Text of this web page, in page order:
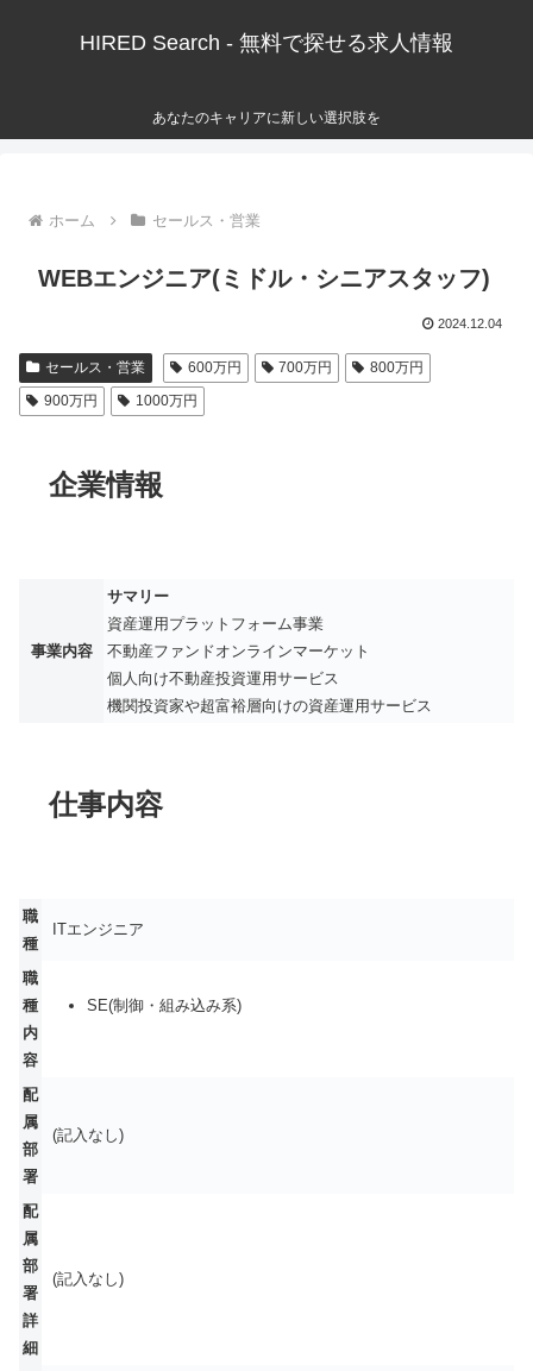
HIRED Search - 無料で探せる求人情報
あなたのキャリアに新しい選択肢を
ホーム セールス・営業
WEBエンジニア(ミドル・シニアスタッフ)
2024.12.04
セールス・営業 600万円 700万円
800万円
900万円
1000万円
企業情報
事業内容
サマリー
資産運用プラットフォーム事業
不動産ファンドオンラインマーケット
個人向け不動産投資運用サービス
機関投資家や超富裕層向けの資産運用サービス
仕事内容
職
種
ITエンジニア
職
種
内
容
SE(制御・組み込み系)
配
属
部
署
(記入なし)
配
属
部
署
詳
細
(記入なし)